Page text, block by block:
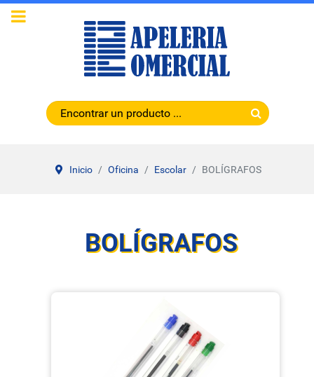
Inicio Oficina Escolar BOLÍGRAFOS
BOLÍGRAFOS